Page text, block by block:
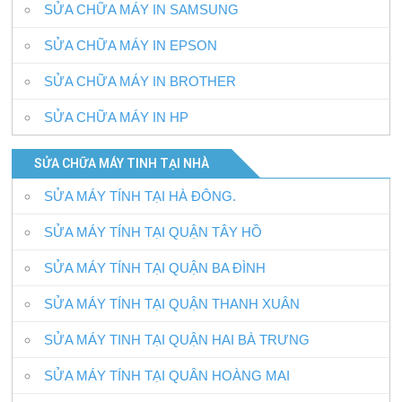
SỬA CHỮA MÁY IN SAMSUNG
SỬA CHỮA MÁY IN EPSON
SỬA CHỮA MÁY IN BROTHER
SỬA CHỮA MÁY IN HP
SỬA CHỮA MÁY TINH TẠI NHÀ
SỬA MÁY TÍNH TẠI HÀ ĐÔNG.
SỬA MÁY TÍNH TẠI QUẬN TÂY HỒ
SỬA MÁY TÍNH TẠI QUẬN BA ĐÌNH
SỬA MÁY TÍNH TẠI QUẬN THANH XUÂN
SỬA MÁY TINH TẠI QUẬN HAI BÀ TRƯNG
SỬA MÁY TÍNH TẠI QUÂN HOÀNG MAI